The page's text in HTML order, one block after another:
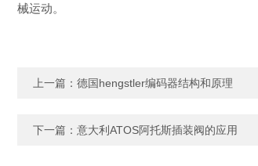
械运动。
上一篇： 德国hengstler编码器结构和原理
下一篇： 意大利ATOS阿托斯插装阀的应用